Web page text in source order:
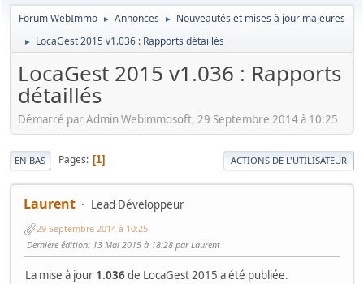
Forum WebImmo ► Annonces ► Nouveautés et mises à jour majeures
► LocaGest 2015 v1.036 : Rapports détaillés
LocaGest 2015 v1.036 : Rapports
détaillés
Démarré par Admin Webimmosoft, 29 Septembre 2014 à 10:25
EN BAS Pages 1 ACTIONS DE L'UTILISATEUR
Laurent Lead Développeur
29 Septembre 2014 à 10:25
Dernière édition: 13 Mai 2015 à 18:28 par Laurent
La mise à jour 1.036de LocaGest 2015 a été publiée.